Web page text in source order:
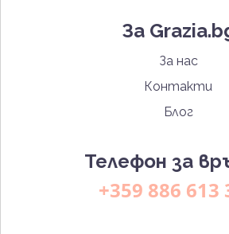
За
За нас
Контакти
Блог
Телефон за
+359 886 613